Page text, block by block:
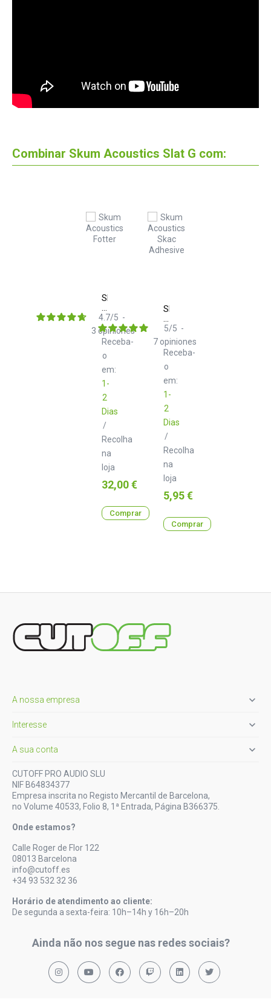
Combinar Skum Acoustics Slat G com:
Skum
Fotter
Receba-
o
em:
1-
2
Dias
/
Recolha
na
loja
4.7/5 -
3 opiniones
Preço
32,00 €
Comprar
Skum
Skac
Adhesive
Receba-
o
em:
1-
2
Dias
/
Recolha
na
loja
5/5 -
7 opiniones
Preço
5,95 €
Comprar
A nossa empresa 
Interesse 
A sua conta 
CUTOFF PRO AUDIO SLU
NIF B64834377
Empresa inscrita no Registo Mercantil de Barcelona,
no Volume 40533, Folio 8, 1ª Entrada, Página B366375.
Onde estamos?
Calle Roger de Flor 122
08013 Barcelona
info@cutoff.es
+34 93 532 32 36
Horário de atendimento ao cliente:
De segunda a sexta-feira: 10h–14h y 16h–20h
Ainda não nos segue nas redes sociais?